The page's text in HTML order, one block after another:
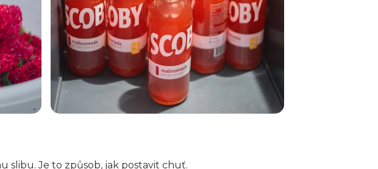
slibu. Je to způsob, jak postavit chuť.